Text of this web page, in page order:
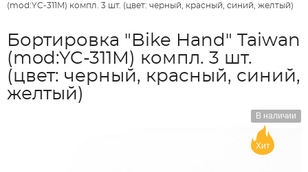
(mod:YC-311M) компл. 3 шт. (цвет: черный, красный, синий, желтый)
Бортировка "Bike Hand" Taiwan
(mod:YC-311M) компл. 3 шт.
(цвет: черный, красный, синий,
желтый)
В наличии
Хит